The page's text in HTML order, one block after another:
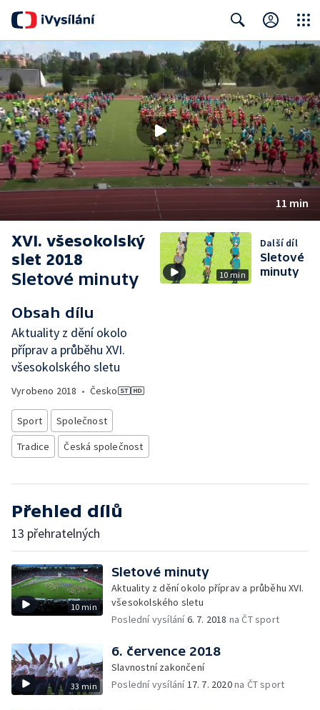
Search Close
11 min
XVI. všesokolský
slet 2018
Sletové minuty
Obsah dílu
Aktuality z dění okolo
příprav a průběhu XVI.
všesokolského sletu
Vyrobeno 2018 • Česko
Sport
Společnost
Tradice
Česká společnost
10 min
Další díl
Sletové
minuty
Přehled dílů
13 přehratelných
10 min
Sletové minuty
Aktuality z dění okolo příprav a průběhu XVI.
všesokolského sletu
Poslední vysílání6. 7. 2018 na ČT sport
33 min
6. července 2018
Slavnostní zakončení
Poslední vysílání17. 7. 2020na ČT sport